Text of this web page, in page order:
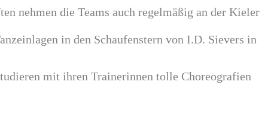
nehmen die Teams auch regelmäßig an der Kieler
in den Schaufenstern von I.D. Sievers in
mit ihren Trainerinnen tolle Choreografien